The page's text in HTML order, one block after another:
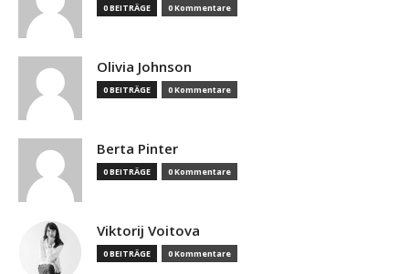
0 BEITRÄGE 0 Kommentare
Olivia Johnson
0 BEITRÄGE 0 Kommentare
Berta Pinter
0 BEITRÄGE 0 Kommentare
Viktorij Voitova
0 BEITRÄGE 0 Kommentare